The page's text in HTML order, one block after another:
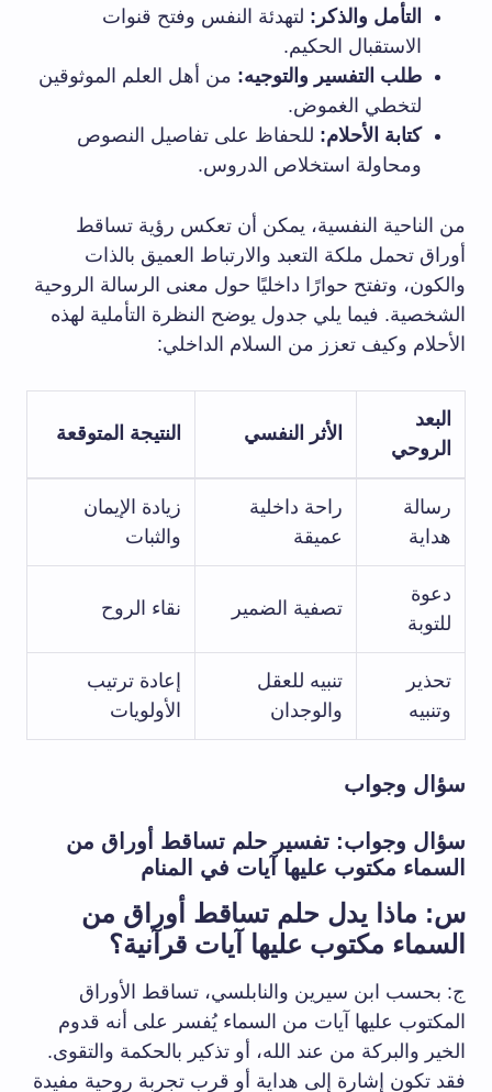
التأمل والذكر: لتهدئة النفس وفتح قنوات
الاستقبال الحكيم.
طلب التفسير والتوجيه: من أهل العلم الموثوقين
لتخطي الغموض.
كتابة الأحلام: للحفاظ على تفاصيل النصوص
ومحاولة استخلاص الدروس.
من الناحية النفسية، يمكن أن تعكس رؤية تساقط
أوراق تحمل ملكة التعبد والارتباط العميق بالذات
والكون، وتفتح حوارًا داخليًا حول معنى الرسالة الروحية
الشخصية. فيما يلي جدول يوضح النظرة التأملية لهذه
الأحلام وكيف تعزز من السلام الداخلي:
البعد
الروحي
الأثر النفسي النتيجة المتوقعة
رسالة
هداية
راحة داخلية
عميقة
زيادة الإيمان
والثبات
دعوة
للتوبة
تصفية الضمير نقاء الروح
تحذير
وتنبيه
تنبيه للعقل
والوجدان
إعادة ترتيب
الأولويات
سؤال وجواب
سؤال وجواب: تفسير حلم تساقط أوراق من
السماء مكتوب عليها آيات في المنام
س: ماذا يدل حلم تساقط أوراق من
السماء مكتوب عليها آيات قرآنية؟
ج: بحسب ابن سيرين والنابلسي، تساقط الأوراق
المكتوب عليها آيات من السماء يُفسر على أنه قدوم
الخير والبركة من عند الله، أو تذكير بالحكمة والتقوى.
فقد تكون إشارة إلى هداية أو قرب تجربة روحية مفيدة